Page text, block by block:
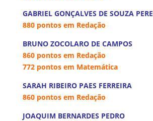
GABRIEL GONÇALVES DE SOUZA
880 pontos em Redação
BRUNO ZOCOLARO DE
860 pontos em Redação
772 pontos em Matemática
SARAH RIBEIRO PAES
860 pontos em Redação
JOAQUIM BERNARDES PEDRO